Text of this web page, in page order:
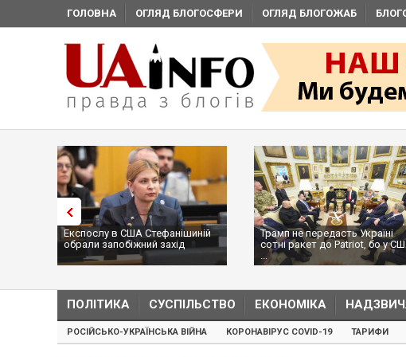
ГОЛОВНА ОГЛЯД БЛОГОСФЕРИ ОГЛЯД БЛОГОЖАБ
Експослу в США Стефанішиній
обрали запобіжний захід
Трамп не передасть Україні
сотні ракет до Patriot, бо у
...
ПОЛІТИКА СУСПІЛЬСТВО ЕКОНОМІКА
РОСІЙСЬКО-УКРАЇНСЬКА ВІЙНА КОРОНАВІРУС COVID-19 ТАРИФИ